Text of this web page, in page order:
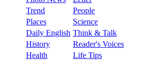
Trend
People
Places
Science
Daily English Think & Talk
History
Reader's Voices
Health
Life Tips